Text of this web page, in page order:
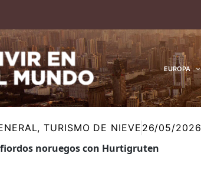
EUROPA
,TURISMO DE NIEVE 26/05/2026
noruegos con Hurtigruten